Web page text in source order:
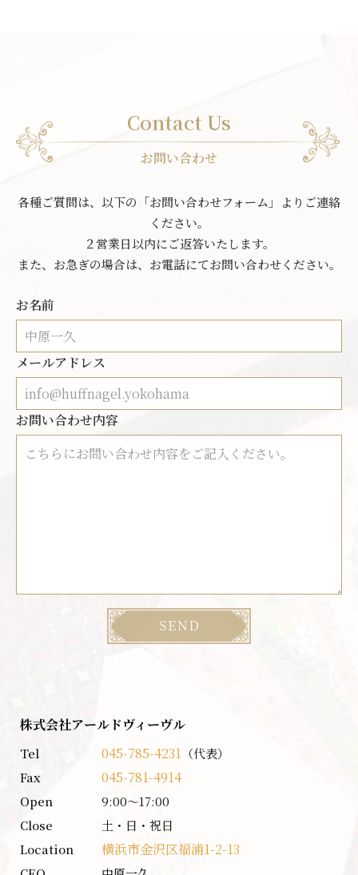
Contact Us
お問い合わせ
各種ご質問は、以下の「お問い合わせフォーム」よりご連絡
ください。
２営業日以内にご返答いたします。
また、お急ぎの場合は、お電話にてお問い合わせください。
お名前
メールアドレス
お問い合わせ内容
株式会社アールドヴィーヴル
Tel 045-785-4231 （代表）
Fax
045-781-4914
Open
9:00〜17:00
Close
土・日・祝日
Location
横浜市金沢区福浦1-2-13